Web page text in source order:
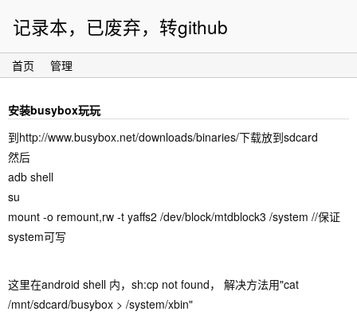
记录本，已废弃，转github
首页 管理
安装busybox玩玩
到http://www.busybox.net/downloads/binaries/下载放到sdcard
然后
adb shell
su
mount -o remount,rw -t yaffs2 /dev/block/mtdblock3 /system //保证
system可写
这里在android shell 内，sh:cp not found， 解决方法用"cat
/mnt/sdcard/busybox > /system/xbin"